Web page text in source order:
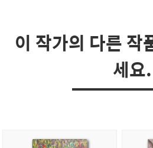
이 작가의 다른 작
세요.